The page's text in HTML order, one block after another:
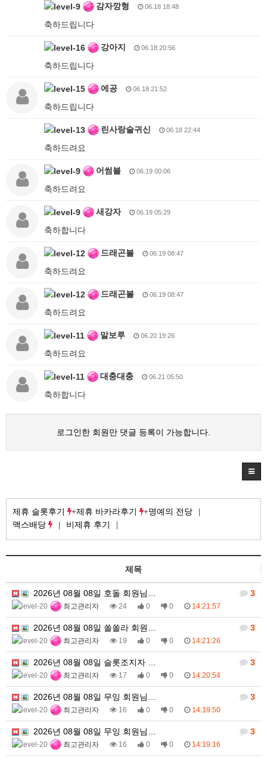
감자깡형 06.18 18:48
축하드립니다
강아지 06.18 20:56
축하드립니다
에공 06.18 21:52
축하드립니다
린사랑술귀신 06.18 22:44
축하드려요
어썸블 06.19 00:06
축하드려요
새강자 06.19 05:29
축하합니다
드래곤볼 06.19 08:47
축하드려요
드래곤볼 06.19 08:47
축하드려요
말보루 06.20 19:26
축하드려요
대충대충 06.21 05:50
축하합니다
로그인한 회원만 댓글 등록이 가능합니다.
제휴 슬롯후기 제휴 바카라후기
명예의 전당
맥스배당
비제휴 후기
제목
3
2026년 08월 08일 호돌 회원님…
최고관리자 24 0 0 14:21:57
3
2026년 08월 08일 쏠쏠라 회원…
최고관리자 19 0 0 14:21:26
3
2026년 08월 08일 슬롯조지자 …
최고관리자 17 0 0 14:20:54
3
2026년 08월 08일 무잉 회원님…
최고관리자 16 0 0 14:19:50
3
2026년 08월 08일 무잉 회원님…
최고관리자 16 0 0 14:19:16